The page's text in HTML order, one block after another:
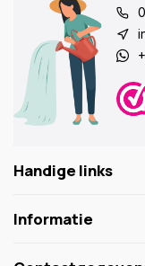
Handige links
Informatie